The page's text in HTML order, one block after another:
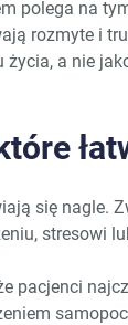
polega na
rozmyte i
życia, a nie
się nagle.
stresowi
pacjenci